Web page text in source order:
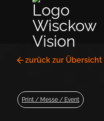
zurück zur Übersicht
Print / Messe / Event